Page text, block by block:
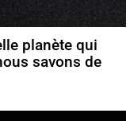
planète qui
savons de